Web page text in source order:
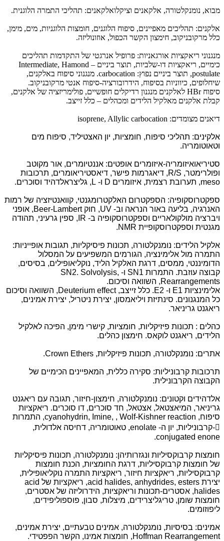
מבוא, נומנקלטורה, אלקאנים וציקלואלקאנים: תהליכי התמרה הלוגנית.
אלקנים: תהליכים מאפיינים, סיפוח הלוגנים, חומצות הלוגניות, מים, מימן,
כלל מרקובניקוב, חימצון הקשר הכפול, אוזונוליזה.
מנגנוני ריאקציות אורגאניות: פרופיל אנרגטי של התקדמות תהליכים
כימיים, ריאקציות דו-שלביות, תוצר ביניים – Intermediate, Hamond
postulate, תוצר ביניים נפוץ: carbocation. מנגנוני סיפוח באלקנים,
שיחלופים, כיווניות בסיפוח, הידרובורציה-סיפוח אנטי מרקובניקוב.
סיפוח HBr לאלקנים מנגנון רדיקלים חופשיים, פולימריזציה של אלקנים,
קבלת אלקנים מאלקיל הלידים ומכהלים – כלל זייצב.
דיאנים מצומדים: isoprene, Allylic carbocation
אלקינים: תהליכי סיפוח, חומציות, יון האצטיליד, סיפוח מים
וטאוטומריה.
סטיריאואיזומריה-איזומרים אופטים: אננטיומרים, אור מקוטב
ופולרימטר, R/S, דיאגרמות פישר, דיאסטיריאומרים, תרכובות
meso, תערובת רצמית, איזומרים D ו- L, גליצראלדהיד וסוכרים.
ספקטרוסקופיה: הספקטרום האלקטרומגנטי, קוואנטיזציה של רמות
האנרגיה, בליעה באור הנראה וב- UV, חוק Beer-Lambert, אופני
ויברציה מולקולאריים וספקטרוסקופיה ב- IR, ספין גרעיני, תהודה
מגנטית וספקטרוסקופיית NMR.
אלקיל הלידים: נומנקלטורה, תכונות פיסיקליות, תגובות אופייניות:
התמרה מול אלימינציה, הגורמים המשפיעים על המסלול
הדומיננטי, ממסים, דרגת האלקיל הליד, נוקליאופילים, בסיסים,
קבוצה עוזבת. התמרות SN1 ו- SN2. Solvolysis,
Rearrangements, השוואה וסיכום.
אלימינציות E1 ו- E2. כלל זייצב, Deuterium effect, השוואה וסיכום
כל המנגנונים. סינתיזת ויליאמסון, יצירת ניטריל, יצירת אמינים,
ריאגנט גריניאר.
כהלים : תכונות פיזיקליות, חומציות, קישרי מימן, הפיכה לאלקיל
הלידים, ריאגנט לוקאס. חימצון כהלים.
אתרים: נומנקלטורה, תכונות פיזיקליות, Crown Ethers.
תרכובות קרבוניליות: סקירה כללית, המאפיינים הכימיים של
הקבוצה הקרבונילית.
אלדהידים וקטונים: נומנקלטורה, חימצון-חיזור, תגובה עם ריאגנט
גריניאר, המיאצטאל, אצטאל, חד סוכרים, דו סוכרים. ריאקציות
סיפוח, cyanohydrin, Imine, , Wolf-Kishner reaction, התמרות
-קרבוניליות, יון ה- enolate, טאוטומריה, דחיסה אלדולית,
conjugated enone.
חומצות קרבוקסיליות ונגזרותיהן: נומנקלטורה, תכונות פיסיקליות
של חומצות קרבוקסיליות, דרגת החומציות, הכנת חומצות
קרבוקסיליות, ריאקציות חיזור, ריאקציות התמרה נוקליאופילית,
יצירת acid halides, anhydrides, esters, ריאקציות של acid
halides, אסטרים-תכונות וריאקציות, הידרוליזה של אסטרים,
חומצות שומן, טריגליצרידים, מיצלות, סבון, פוספוליפידים,
ליפוזומים.
אמינים: בסיסיות, נומנקלטורה, אמינים טבעתיים, יצירת אמינים,
Hoffman Rearrangement, חומצות אמינו, הקשר הפפטידי.